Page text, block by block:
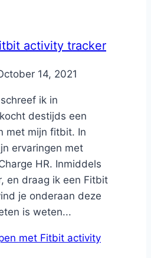
activity tracker
14, 2021
ik in
destijds een
met mijn fitbit. In
ervaringen met
HR. Inmiddels
en draag ik een Fitbit
je onderaan deze
is weten...
met Fitbit activity